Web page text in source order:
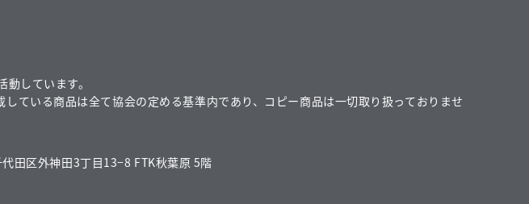
しています。
ている商品は全て協会の定める基準内であり、コピー商品は一切取り扱っておりませ
田区外神田3丁目13−8 FTK秋葉原 5階